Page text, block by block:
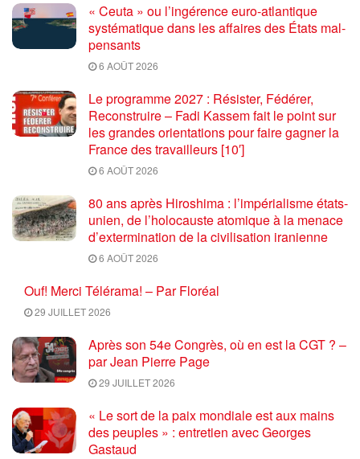
« Ceuta » ou l’ingérence euro-atlantique
systématique dans les affaires des États mal-
pensants
6 AOÛT 2026
Le programme 2027 : Résister, Fédérer,
Reconstruire – Fadi Kassem fait le point sur
les grandes orientations pour faire gagner la
France des travailleurs [10′]
6 AOÛT 2026
80 ans après Hiroshima : l’impérialisme états-
unien, de l’holocauste atomique à la menace
d’extermination de la civilisation iranienne
6 AOÛT 2026
Ouf! Merci Télérama! – Par Floréal
29 JUILLET 2026
Après son 54e Congrès, où en est la CGT ? –
par Jean Pierre Page
29 JUILLET 2026
« Le sort de la paix mondiale est aux mains
des peuples » : entretien avec Georges
Gastaud